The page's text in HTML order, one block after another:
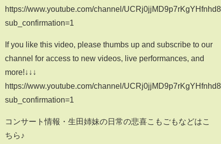
https://www.youtube.com/channel/
sub_confirmation=1
If you like this video, please thumbs up and subscribe to our
channel for access to new videos, live performances, and
more!↓↓↓
https://www.youtube.com/channel/
sub_confirmation=1
コンサート情報・生田姉妹の日常の悲喜こもごもなどはこ
ちら♪